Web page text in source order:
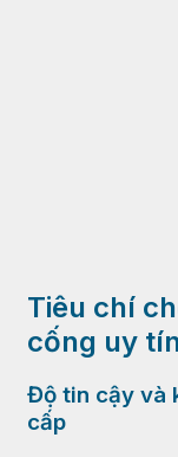
Tiêu chí
cống uy
Độ tin cậy và
cấp